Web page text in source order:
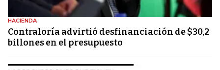
HACIENDA
Contraloría advirtió desfinanciación de $30,2
billones en el presupuesto